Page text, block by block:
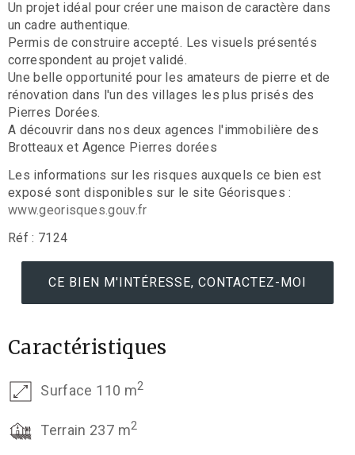
Un projet idéal pour créer une maison de caractère dans
un cadre authentique.
Permis de construire accepté. Les visuels présentés
correspondent au projet validé.
Une belle opportunité pour les amateurs de pierre et de
rénovation dans l'un des villages les plus prisés des
Pierres Dorées.
A découvrir dans nos deux agences l'immobilière des
Brotteaux et Agence Pierres dorées
Les informations sur les risques auxquels ce bien est
exposé sont disponibles sur le site Géorisques :
www.georisques.gouv.fr
Réf : 7124
CE BIEN M'INTÉRESSE, CONTACTEZ-MOI
Caractéristiques
Surface 110 m2
Terrain 237 m2